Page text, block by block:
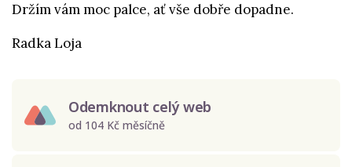
Držím vám moc palce, ať vše dobře dopadne.
Radka Loja
Odemknout celý web
od 104 Kč měsíčně